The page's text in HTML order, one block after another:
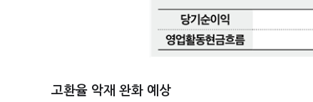
고환율 악재 완화 예상